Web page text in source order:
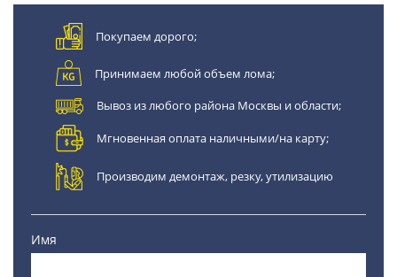
Покупаем дорого;
Принимаем любой объем лома;
Вывоз из любого района Москвы и области;
Мгновенная оплата наличными/на карту;
Производим демонтаж, резку, утилизацию
Имя